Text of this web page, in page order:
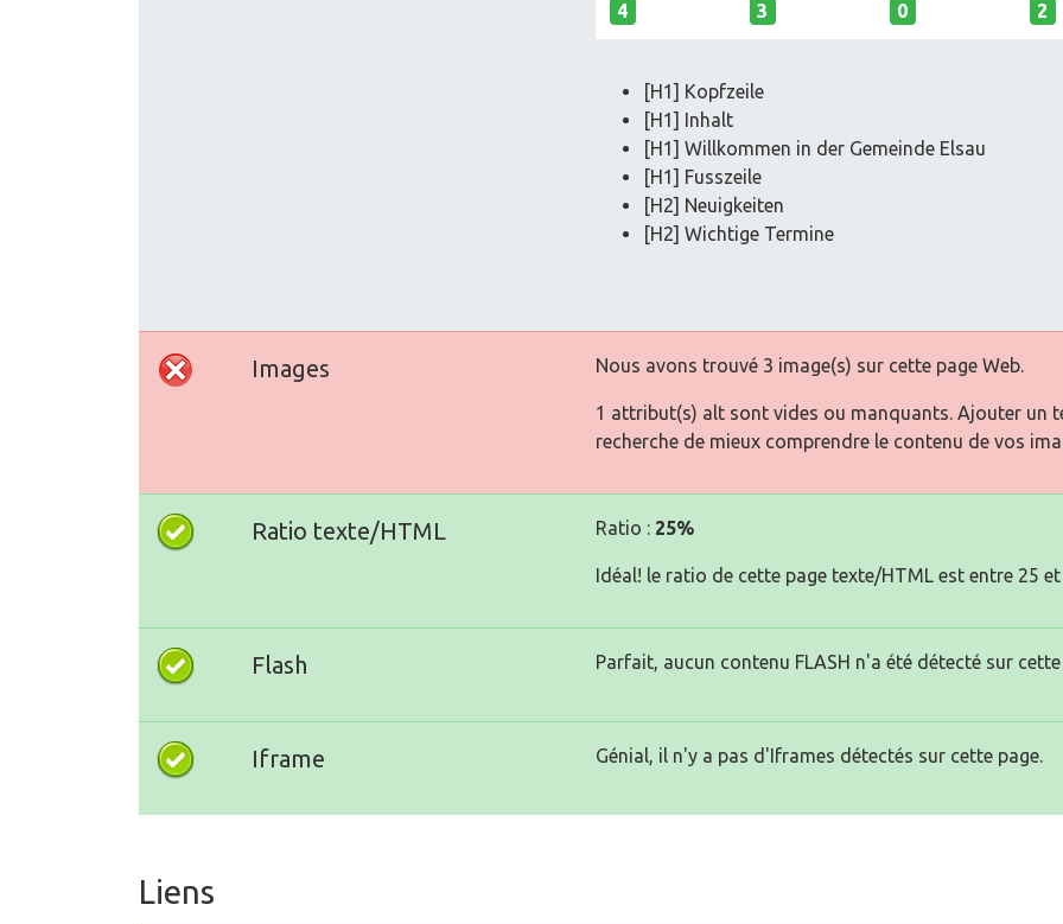
4 3 0 2
[H1] Kopfzeile
[H1] Inhalt
[H1] Willkommen in der Gemeinde Elsau
[H1] Fusszeile
[H2] Neuigkeiten
[H2] Wichtige Termine
Images Nous avons trouvé 3 image(s) sur cette page Web.
1 attribut(s) alt sont vides ou manquants. Ajouter un
recherche de mieux comprendre le contenu de vos
Ratio texte/HTML Ratio : 25%
Idéal! le ratio de cette page texte/HTML est entre 25
Flash Parfait, aucun contenu FLASH n'a été détecté sur cette
Iframe Génial, il n'y a pas d'Iframes détectés sur cette page.
Liens